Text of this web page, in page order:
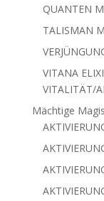
QUANTEN
TALISMAN
VITANA
VITALITÄT/
Mächtige